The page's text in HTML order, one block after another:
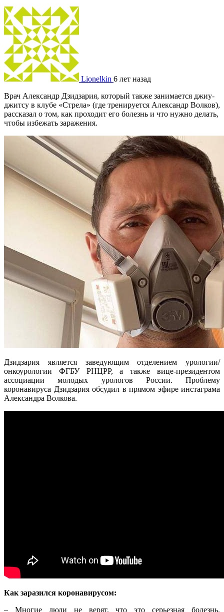
Lionelkin 6 лет назад
Врач Александр Дзидзария, который также занимается джиу-
джитсу в клубе «Стрела» (где тренируется Александр Волков),
рассказал о том, как проходит его болезнь и что нужно делать,
чтобы избежать заражения.
Дзидзария является заведующимотделением урологии/
онкоурологии ФГБУ РНЦРР, а также вице-президентом
ассоциации молодых урологов России. Проблему
коронавируса Дзидзария обсудил в прямом эфире инстаграма
Александра Волкова.
Как заразился коронавирусом:
– Многие люди не верят, что это серьезная болезнь.